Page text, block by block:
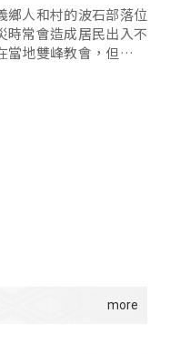
鄉人和村的波石部落位
時常會造成居民出入不
地雙峰教會，但教會
彰化中區扶輪社的協
、裝備有更好的存放